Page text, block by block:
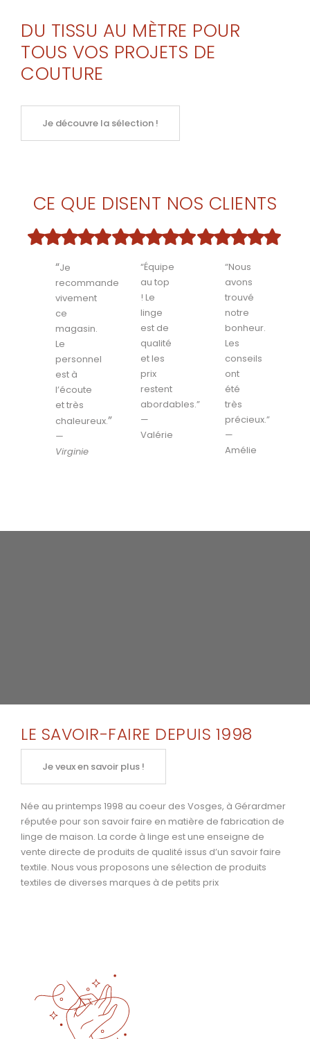
DU TISSU AU MÈTRE POUR
TOUS VOS PROJETS DE
COUTURE
Je découvre la sélection !
CE QUE DISENT NOS CLIENTS
“Je
recommande
vivement
ce
magasin.
Le
personnel
est à
l’écoute
et très
chaleureux.”
—
Virginie
“Équipe
au top
! Le
linge
est de
qualité
et les
prix
restent
abordables.”
—
Valérie
“Nous
avons
trouvé
notre
bonheur.
Les
conseils
ont
été
très
précieux.”
—
Amélie
LE SAVOIR-FAIRE DEPUIS 1998
Je veux en savoir plus !
Née au printemps 1998 au coeur des Vosges, à Gérardmer
réputée pour son savoir faire en matière de fabrication de
linge de maison. La corde à linge est une enseigne de
vente directe de produits de qualité issus d’un savoir faire
textile. Nous vous proposons une sélection de produits
textiles de diverses marques à de petits prix